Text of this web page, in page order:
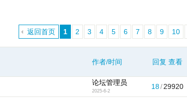
1 2 3 4 5 6 7 8 9 10
返回首页
作者/时间 回复 查看
论坛管理员
2025-6-2
18/ 29920